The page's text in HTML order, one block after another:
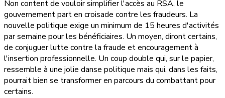
Non content de vouloir simplifier l'accès au RSA, le
gouvernement part en croisade contre les fraudeurs. La
nouvelle politique exige un minimum de 15 heures d'activités
par semaine pour les bénéficiaires. Un moyen, diront certains,
de conjuguer lutte contre la fraude et encouragement à
l'insertion professionnelle. Un coup double qui, sur le papier,
ressemble à une jolie danse politique mais qui, dans les faits,
pourrait bien se transformer en parcours du combattant pour
certains.